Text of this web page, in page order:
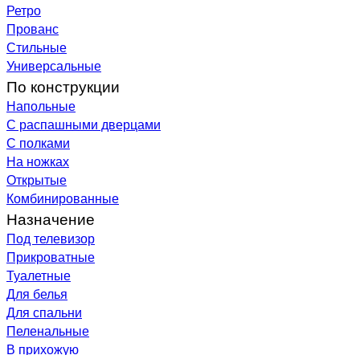
Ретро
Прованс
Стильные
Универсальные
По конструкции
Напольные
С распашными дверцами
С полками
На ножках
Открытые
Комбинированные
Назначение
Под телевизор
Прикроватные
Туалетные
Для белья
Для спальни
Пеленальные
В прихожую